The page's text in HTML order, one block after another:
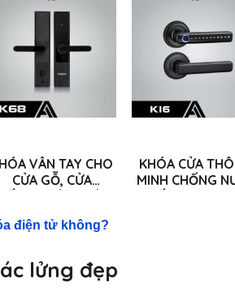
VÂN TAY CHO
CỬA GỖ, CỬA
KHÓA CỬA
MINH CHỐNG
điện tử không?
lửng đẹp